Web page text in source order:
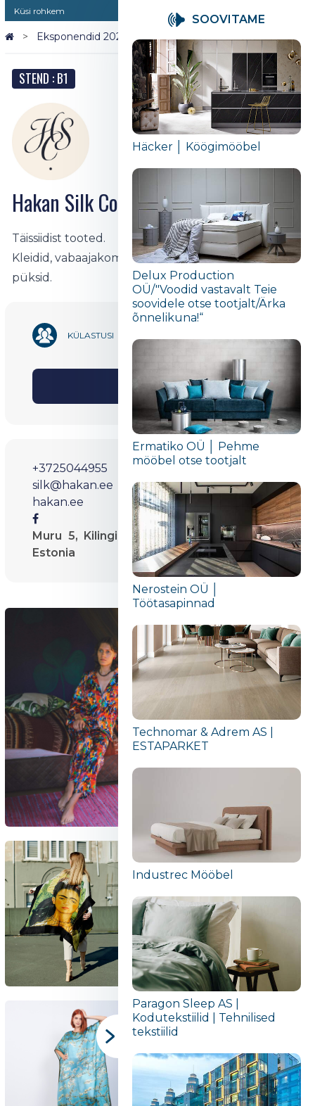
Küsi rohkem
Eksponendid 2026 Hakan Silk Collection
STEND : B1
Hakan Silk Collection
Täissiidist tooted.
Kleidid, vabaajakomplektid, pontšod, pluusid,
püksid.
KÜLASTUSI
Jaga
+3725044955
silk@hakan.ee
hakan.ee
Muru 5, Kilingi-Nõmme 86305, Pärnumaa,
Estonia
SOOVITAME
Häcker │ Köögimööbel
Delux Production
OÜ/"Voodid vastavalt Teie
soovidele otse tootjalt/Ärka
õnnelikuna!“
Ermatiko OÜ │ Pehme
mööbel otse tootjalt
Nerostein OÜ │
Töötasapinnad
Technomar & Adrem AS |
ESTAPARKET
Industrec Mööbel
Paragon Sleep AS |
Kodutekstiilid | Tehnilised
tekstiilid